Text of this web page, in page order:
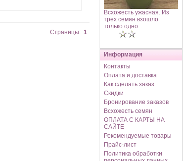
Страницы: 1
Всхожесть ужасная. Из
трех семян взошло
только одно. ..
Информация
Контакты
Оплата и доставка
Как сделать заказ
Скидки
Бронирование заказов
Всхожесть семян
ОПЛАТА С КАРТЫ НА
САЙТЕ
Рекомендуемые товары
Прайс-лист
Политика обработки